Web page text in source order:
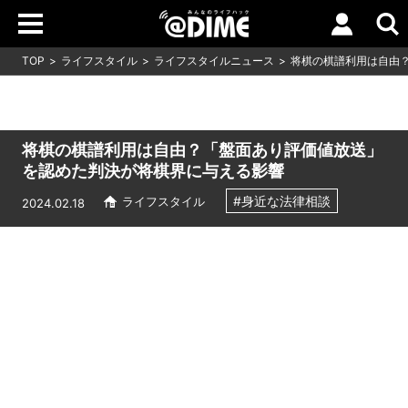
TOP ライフスタイル ライフスタイルニュース 将棋の棋譜利用は自由
将棋の棋譜利用は自由？「盤面あり評価値放送」
を認めた判決が将棋界に与える影響
2024.02.18 ライフスタイル #身近な法律相談